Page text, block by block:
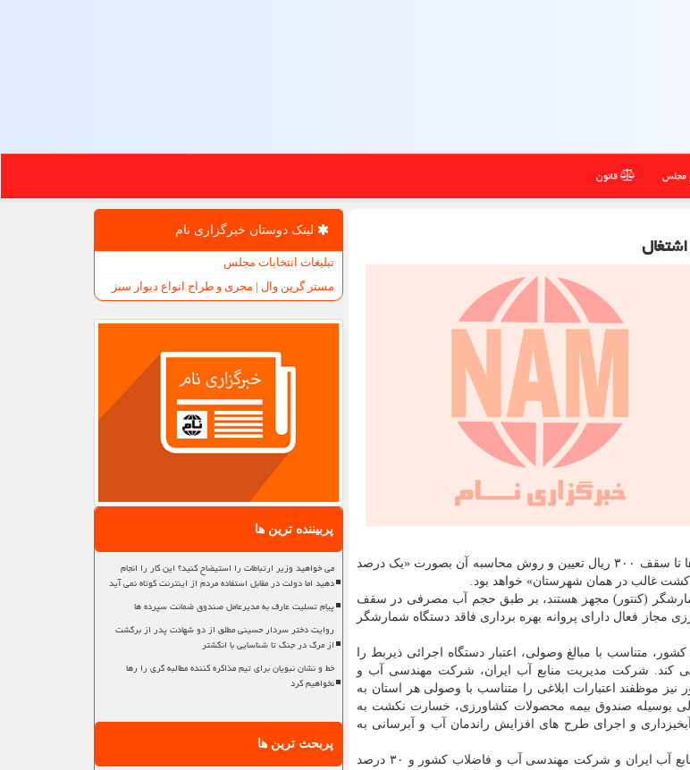
مجلس قانون
نرخ دریافتی موضوع این بخشنامه به ازای هر مترمکعب برداشت آب از آبخوان ها تا سقف ۳۰۰ ریال تعیین و روش محاسبه آن بصورت «یک درصد
کشت غالب در همان شهرستان» خواهد بود.
(کنتور) مجهز هستند، بر طبق حجم آب مصرفی در سقف
مجاز فعال دارای پروانه بهره برداری فاقد دستگاه شمارشگر
متناسب با مبالغ وصولی، اعتبار دستگاه اجرائی ذیربط را
می کند. شرکت مدیریت منابع آب ایران، شرکت مهندسی آب و
موظفند اعتبارات ابلاغی را متناسب با وصولی هر استان به
بوسیله صندوق بیمه محصولات کشاورزی، خسارت نکشت به
و اجرای طرح های افزایش راندمان آب و آبرسانی به
همین طور ۷۰ درصد مبالغ وصولی در سقف ردیف مذکور به شرکت مدیریت منابع آب ایران و شرکت مهندسی آب و فاضلاب کشور و ۳۰ درصد
لینک دوستان خبرگزاری نام
تبلیغات انتخابات مجلس
مستر گرین وال | مجری و طراح انواع دیوار سبز
پربیننده ترین ها
می خواهید وزیر ارتباطات را استیضاح کنید؟ این کار را انجام
دهید اما دولت در مقابل استفاده مردم از اینترنت کوتاه نمی آید
پیام تسلیت عارف به مدیرعامل صندوق ضمانت سپرده ها
روایت دختر سردار حسینی مطلق از دو شهادت پدر از برگشت
از مرگ در جنگ تا شناسایی با انگشتر
خط و نشان نبویان برای تیم مذاکره کننده مطالبه گری را رها
نخواهیم کرد
پربحث ترین ها